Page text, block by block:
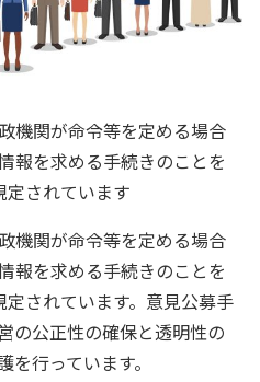
機関が命令等を定める場合
報を求める手続きのことを
定されています
機関が命令等を定める場合
報を求める手続きのことを
されています。意見公募手
の公正性の確保と透明性の
行っています。